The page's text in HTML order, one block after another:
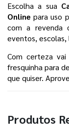
Escolha a sua
Online para uso
com a revenda
eventos, escolas,
Com certeza vai
fresquinha para
que quiser.
Produtos